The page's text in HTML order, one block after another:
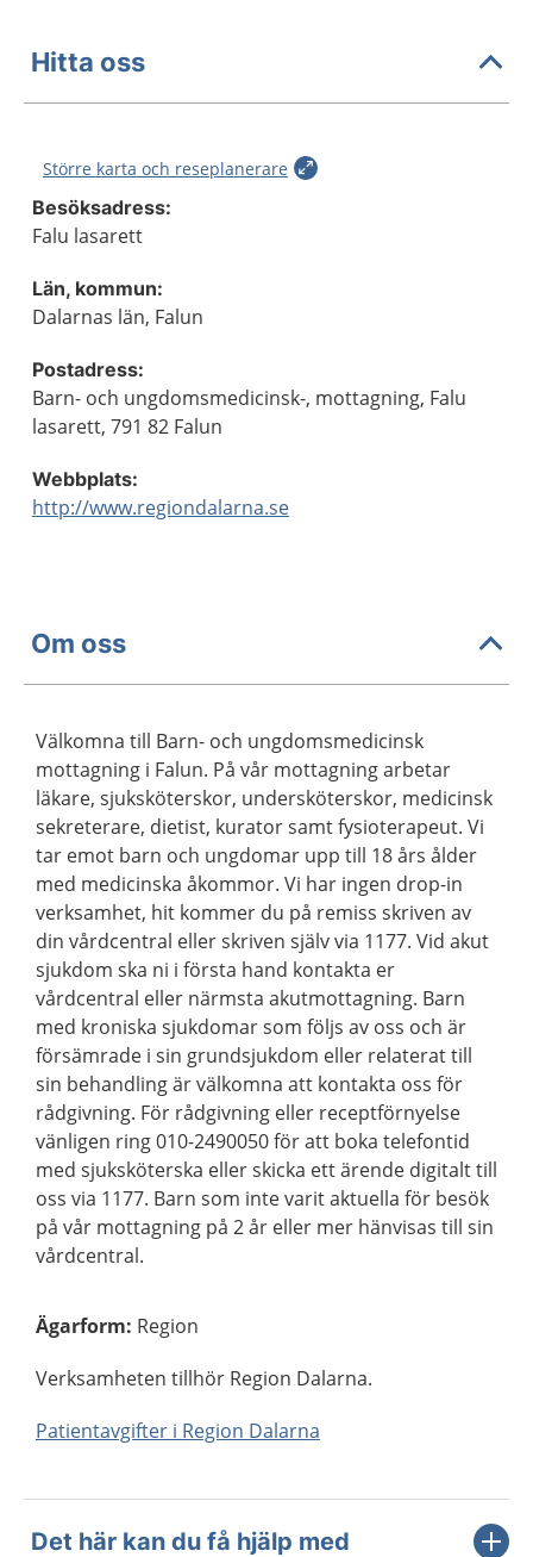
Hitta oss
Större karta och reseplanerare
Besöksadress:
Falu lasarett
Län, kommun:
Dalarnas län, Falun
Postadress:
Barn- och ungdomsmedicinsk-, mottagning, Falu
lasarett, 791 82 Falun
Webbplats:
http://www.regiondalarna.se
Om oss
Välkomna till Barn- och ungdomsmedicinsk
mottagning i Falun. På vår mottagning arbetar
läkare, sjuksköterskor, undersköterskor, medicinsk
sekreterare, dietist, kurator samt fysioterapeut. Vi
tar emot barn och ungdomar upp till 18 års ålder
med medicinska åkommor. Vi har ingen drop-in
verksamhet, hit kommer du på remiss skriven av
din vårdcentral eller skriven själv via 1177. Vid akut
sjukdom ska ni i första hand kontakta er
vårdcentral eller närmsta akutmottagning. Barn
med kroniska sjukdomar som följs av oss och är
försämrade i sin grundsjukdom eller relaterat till
sin behandling är välkomna att kontakta oss för
rådgivning. För rådgivning eller receptförnyelse
vänligen ring 010-2490050 för att boka telefontid
med sjuksköterska eller skicka ett ärende digitalt till
oss via 1177. Barn som inte varit aktuella för besök
på vår mottagning på 2 år eller mer hänvisas till sin
vårdcentral.
Ägarform: Region
Verksamheten tillhör Region Dalarna.
Patientavgifter i Region Dalarna
Det här kan du få hjälp med